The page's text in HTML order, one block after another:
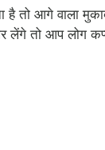
तो आगे वाला
लेंगे तो आप लोग